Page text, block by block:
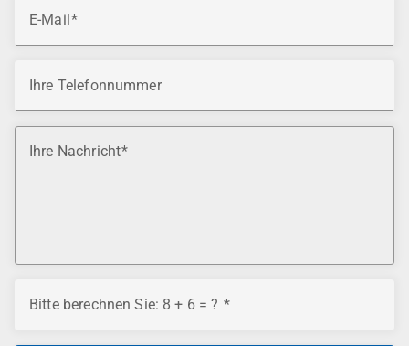
E-Mail
Ihre Telefonnummer
Ihre Nachricht
Bitte berechnen Sie: 8 + 6 = ?